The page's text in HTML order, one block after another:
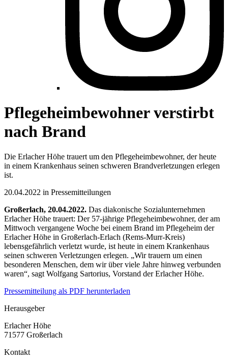
Pflegeheimbewohner verstirbt
nach Brand
Die Erlacher Höhe trauert um den Pflegeheimbewohner, der heute
in einem Krankenhaus seinen schweren Brandverletzungen erlegen
ist.
20.04.2022 in Pressemitteilungen
Großerlach, 20.04.2022. Das diakonische Sozialunternehmen
Erlacher Höhe trauert: Der 57-jährige Pflegeheimbewohner, der am
Mittwoch vergangene Woche bei einem Brand im Pflegeheim der
Erlacher Höhe in Großerlach-Erlach (Rems-Murr-Kreis)
lebensgefährlich verletzt wurde, ist heute in einem Krankenhaus
seinen schweren Verletzungen erlegen. „Wir trauern um einen
besonderen Menschen, dem wir über viele Jahre hinweg verbunden
waren“, sagt Wolfgang Sartorius, Vorstand der Erlacher Höhe.
Pressemitteilung als PDF herunterladen
Herausgeber
Erlacher Höhe
71577 Großerlach
Kontakt